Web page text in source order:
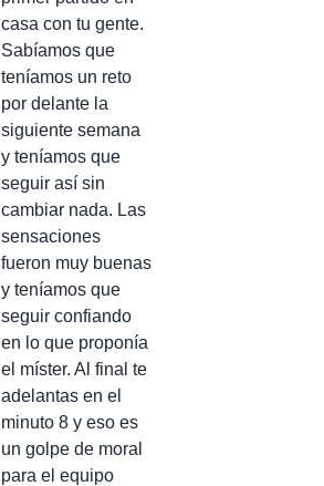
casa con tu gente.
Sabíamos que
teníamos un reto
por delante la
siguiente semana
y teníamos que
seguir así sin
cambiar nada. Las
sensaciones
fueron muy buenas
y teníamos que
seguir confiando
en lo que proponía
el míster. Al final te
adelantas en el
minuto 8 y eso es
un golpe de moral
para el equipo